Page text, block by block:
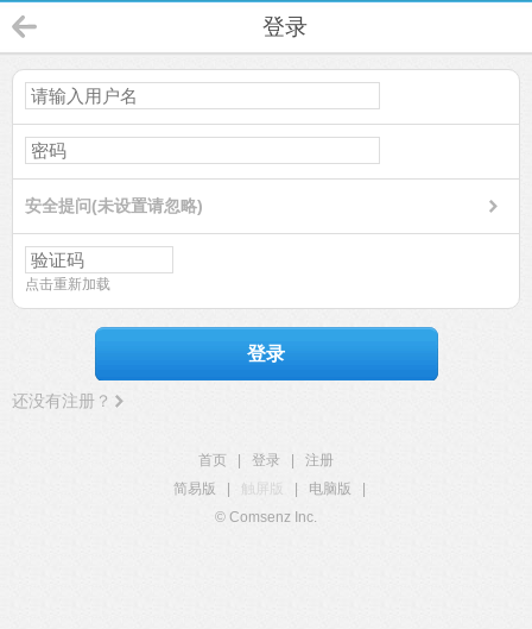
登录
安全提问(未设置请忽略)
点击重新加载
登录
还没有注册？
首页 登录
注册
简易版
触屏版 电脑版
© Comsenz Inc.